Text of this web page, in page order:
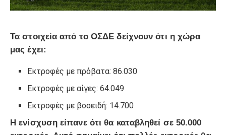
Τα στοιχεία από το ΟΣΔΕ δείχνουν ότι η χώρα
μας έχει:
Εκτροφές με πρόβατα: 86.030
Εκτροφές με αίγες: 64.049
Εκτροφές με βοοειδή: 14.700
Η ενίσχυση είπανε ότι θα καταβληθεί σε 50.000